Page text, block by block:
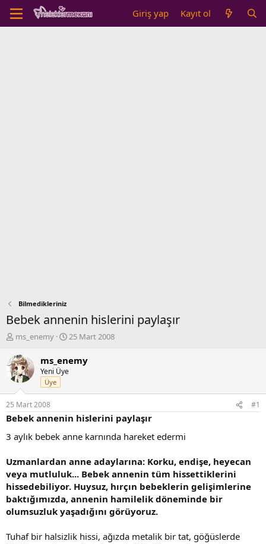
Giriş yap Kayıt ol
Bilmedikleriniz
Bebek annenin hislerini paylaşır
K
n
b
u
y
u
b
a
l
t
a
n
ms_enemy
B
ş
ı
ç
a
i
h
i
25 Mart 2008
ms_enemy
Yeni Üye
Üye
25 Mart 2008 #1
Bebek annenin hislerini paylaşır
3 aylık bebek anne karnında hareket edermi
Uzmanlardan anne adaylarına: Korku, endişe, heyecan
veya mutluluk... Bebek annenin tüm hissettiklerini
hissedebiliyor. Huysuz, hırçın bebeklerin gelişimlerine
baktığımızda, annenin hamilelik döneminde bir
olumsuzluk yaşadığını görüyoruz.
Tuhaf bir halsizlik hissi, ağızda metalik bir tat, göğüslerde